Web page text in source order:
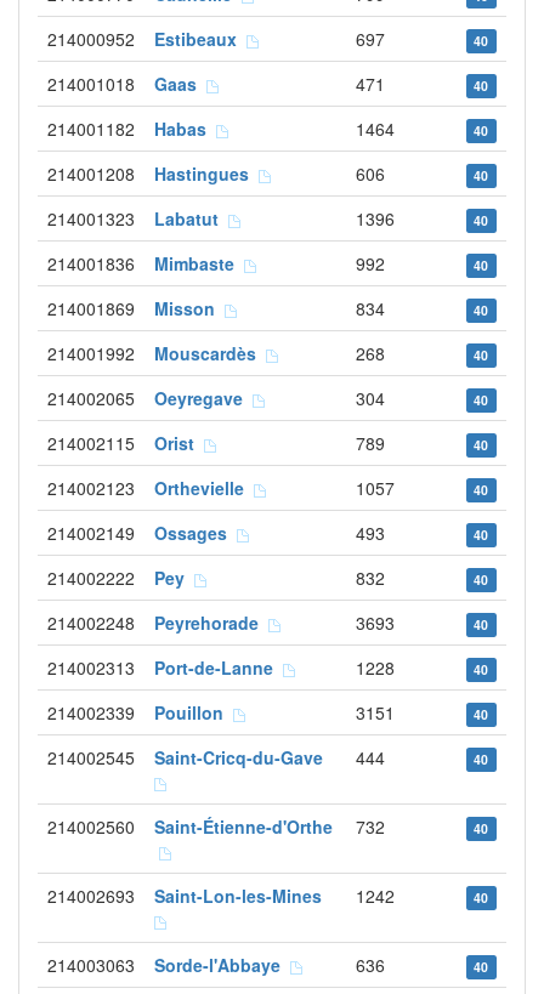
214000952 Estibeaux 697 40
214001018 Gaas 471 40
214001182 Habas 1464 40
214001208 Hastingues 606 40
214001323 Labatut 1396 40
214001836 Mimbaste 992 40
214001869 Misson 834 40
214001992 Mouscardès 268 40
214002065 Oeyregave 304 40
214002115 Orist 789 40
214002123 Orthevielle 1057 40
214002149 Ossages 493 40
214002222 Pey 832 40
214002248 Peyrehorade 3693 40
214002313 Port-de-Lanne 1228 40
214002339 Pouillon 3151 40
214002545 Saint-Cricq-du-Gave 444 40
214002560 Saint-Étienne-d'Orthe 732 40
214002693 Saint-Lon-les-Mines 1242 40
214003063 Sorde-l'Abbaye 636 40